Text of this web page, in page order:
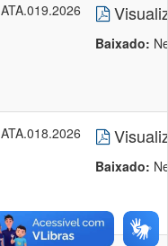
ATA.019.2026
Baixado:
ATA.018.2026
Baixado: